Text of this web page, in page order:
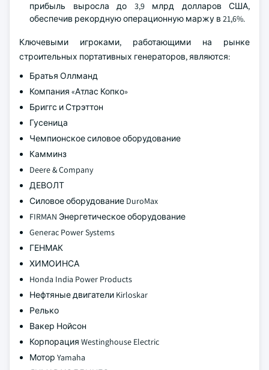
прибыль выросла до 3,9 млрд долларов США,
обеспечив рекордную операционную маржу в 21,6%.
Ключевыми игроками, работающими на рынке
строительных портативных генераторов, являются:
Братья Оллманд
Компания «Атлас Копко»
Бриггс и Стрэттон
Гусеница
Чемпионское силовое оборудование
Камминз
Deere & Company
ДЕВОЛТ
Силовое оборудование DuroMax
FIRMAN Энергетическое оборудование
Generac Power Systems
ГЕНМАК
ХИМОИНСА
Honda India Power Products
Нефтяные двигатели Kirloskar
Релько
Вакер Нойсон
Корпорация Westinghouse Electric
Мотор Yamaha